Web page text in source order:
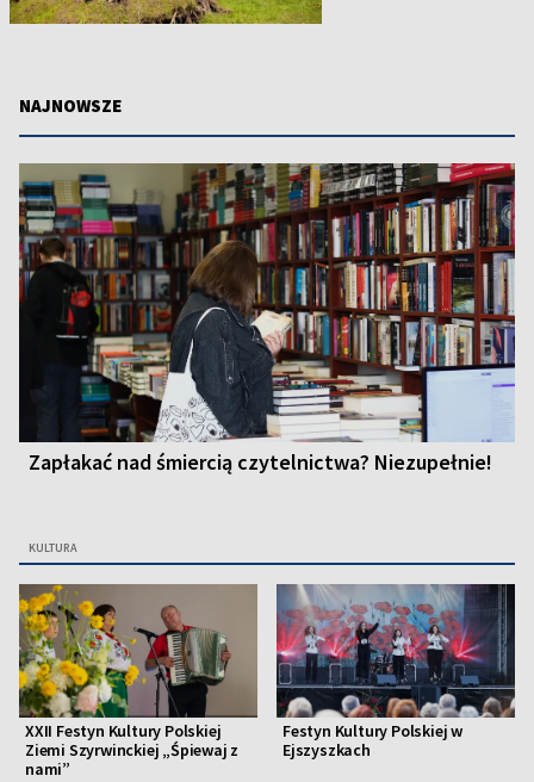
NAJNOWSZE
Zapłakać nad śmiercią czytelnictwa? Niezupełnie!
KULTURA
XXII Festyn Kultury Polskiej
Ziemi Szyrwinckiej „Śpiewaj z
nami”
Festyn Kultury Polskiej w
Ejszyszkach